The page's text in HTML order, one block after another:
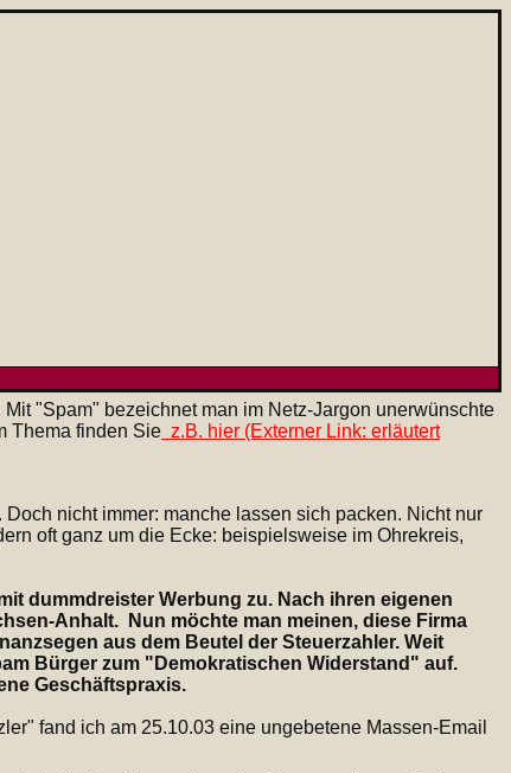
"Spam" bezeichnet man im Netz-Jargon unerwünschte
Thema finden Sie z.B. hier (Externer Link: erläutert
nicht immer: manche lassen sich packen. Nicht nur
oft ganz um die Ecke: beispielsweise im Ohrekreis,
dummdreister Werbung zu. Nach ihren eigenen
Anhalt. Nun möchte man meinen, diese Firma
aus dem Beutel der Steuerzahler. Weit
Bürger zum "Demokratischen Widerstand" auf.
Geschäftspraxis.
fand ich am 25.10.03 eine ungebetene Massen-Email